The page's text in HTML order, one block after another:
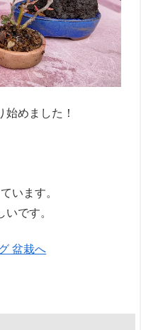
めました！
います。
です。